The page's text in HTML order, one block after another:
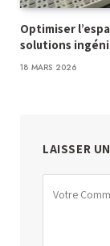
Optimiser
solutions
18 MARS 2026
LAISSER